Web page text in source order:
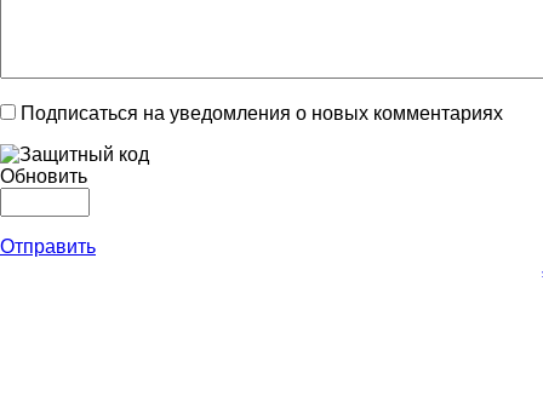
Подписаться на уведомления о новых комментариях
Обновить
Отправить